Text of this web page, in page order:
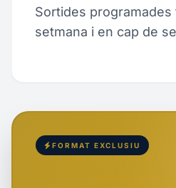
Sortides
setmana i en cap de
FORMAT EXCLUSIU